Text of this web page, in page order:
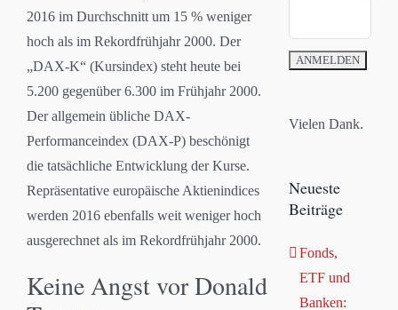
2016 im Durchschnitt um 15 % weniger
hoch als im Rekordfrühjahr 2000. Der
„DAX-K“ (Kursindex) steht heute bei
5.200 gegenüber 6.300 im Frühjahr 2000.
Der allgemein übliche DAX-
Performanceindex (DAX-P) beschönigt
die tatsächliche Entwicklung der Kurse.
Repräsentative europäische Aktienindices
werden 2016 ebenfalls weit weniger hoch
ausgerechnet als im Rekordfrühjahr 2000.
Keine Angst vor Donald
Vielen Dank.
Neueste
Beiträge
Fonds,
ETF und
Banken: